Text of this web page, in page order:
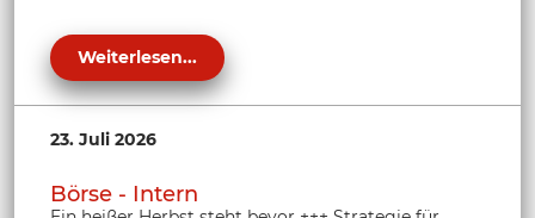
Weiterlesen...
23. Juli 2026
Börse - Intern